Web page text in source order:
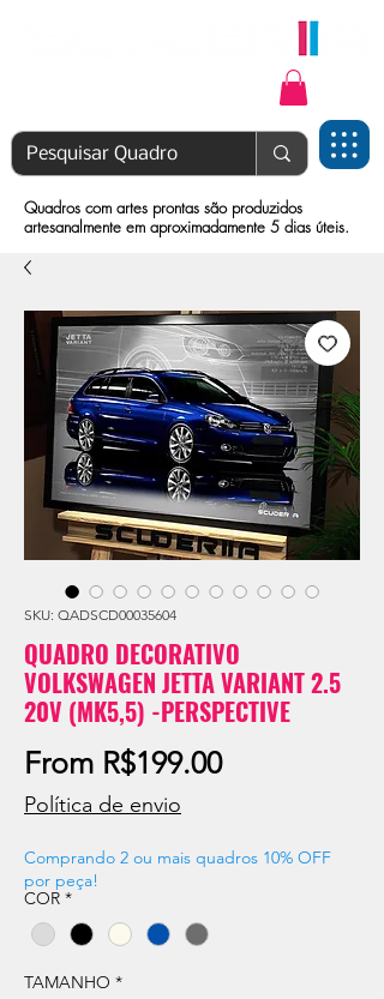
Quadros com artes prontas são produzidos
artesanalmente em aproximadamente 5 dias úteis.
SKU: QADSCD00035604
QUADRO DECORATIVO
VOLKSWAGEN JETTA VARIANT 2.5
20V (MK5,5) -PERSPECTIVE
From R$199.00Sale
Política de envio
Comprando 2 ou mais quadros 10% OFF
por peça!
COR *
TAMANHO *